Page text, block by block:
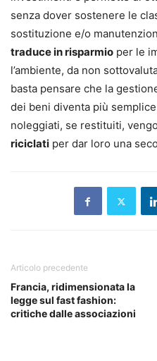
senza dover sostenere le
sostituzione e/o
traduce in risparmio per le
l’ambiente, da non
basta pensare che la
dei beni diventa più
noleggiati, se restituiti,
riciclati per dar loro una
Articolo precedente
Francia, ridimensionata la
legge sul fast fashion:
critiche dalle associazioni